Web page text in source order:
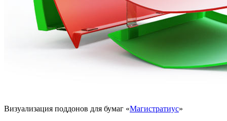
Визуализация поддонов для бумаг «Магистратиус»